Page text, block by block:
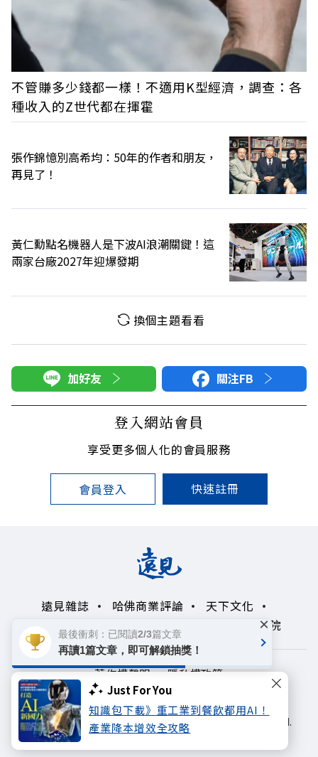
Just For You
知識包下載》重工業到餐飲都用AI！
產業降本增效全攻略
不管賺多少錢都一樣！不適用K型經濟，調查：各
種收入的Z世代都在揮霍
張作錦憶別高希均：50年的作者和朋友，
再見了！
黃仁勳點名機器人是下波AI浪潮關鍵！這
兩家台廠2027年迎爆發期
換個主題看看
加好友 關注FB
登入網站會員
享受更多個人化的會員服務
會員登入 快速註冊
遠見雜誌 哈佛商業評論
天下文化
未來親子學習平台
50+ 領導影響力學院
著作權聲明
隱私權政策
Copyright© 1999~2026
遠見天下文化出版股份有限公司. All rights reserved.
最後衝刺：已閱讀2/3篇文章
再讀1篇文章，即可解鎖抽獎！
×